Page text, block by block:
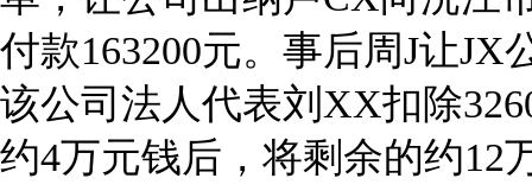
付款163200元。事后周J让JX
该公司法人代表刘XX扣除
约4万元钱后，将剩余的约12